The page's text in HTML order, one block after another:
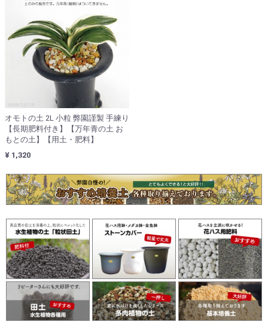
オモトの土 2L 小粒 弊園謹製 手練り
【長期肥料付き】【万年青の土 お
もとの土】【用土・肥料】
¥ 1,320